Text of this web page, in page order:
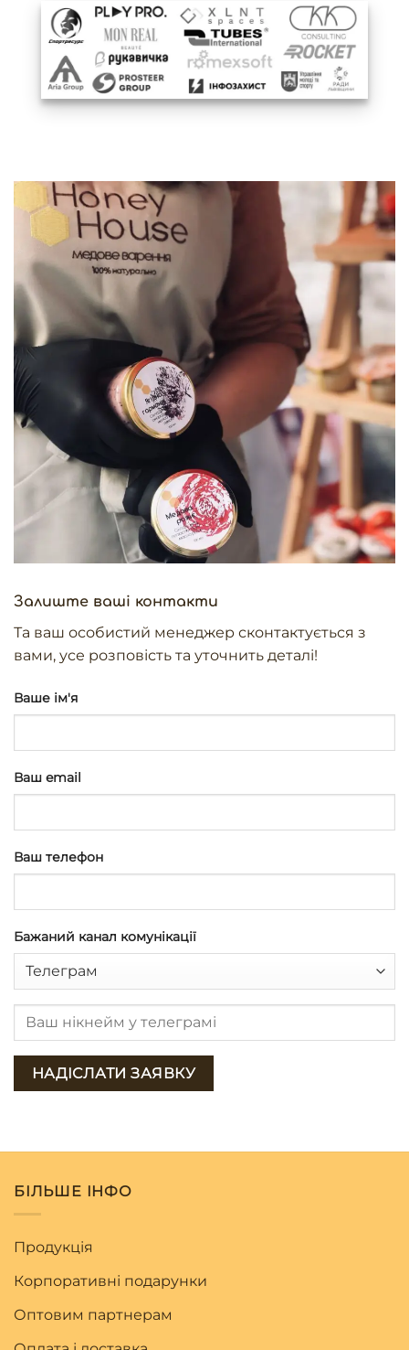
Залиште ваші контакти
Та ваш особистий менеджер сконтактується з
вами, усе розповість та уточнить деталі!
Ваше ім'я
Ваш email
Ваш телефон
Бажаний канал комунікації
БІЛЬШЕ ІНФО
Продукція
Корпоративні подарунки
Оптовим партнерам